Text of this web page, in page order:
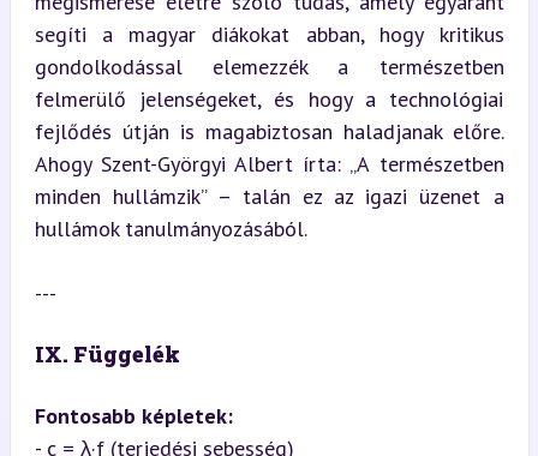
segíti a magyar diákokat abban, hogy kritikus
gondolkodással elemezzék a természetben
felmerülő jelenségeket, és hogy a technológiai
fejlődés útján is magabiztosan haladjanak előre.
Ahogy Szent-Györgyi Albert írta: „A természetben
minden hullámzik” – talán ez az igazi üzenet a
hullámok tanulmányozásából.
---
IX. Függelék
Fontosabb képletek:
- c = λ·f (terjedési sebesség)